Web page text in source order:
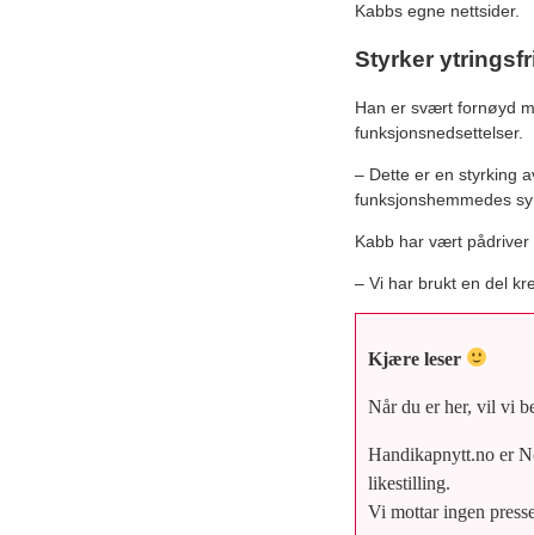
Kabbs egne nettsider.
Styrker
Han er svært fornøyd
funksjonsnedsettelser.
– Dette er en styrking
funksjonshemmedes
Kabb har vært pådriver
– Vi har brukt en del
Kjære leser
Når du er her, vil vi
Handikapnytt.no er
likestilling.
Vi mottar ingen